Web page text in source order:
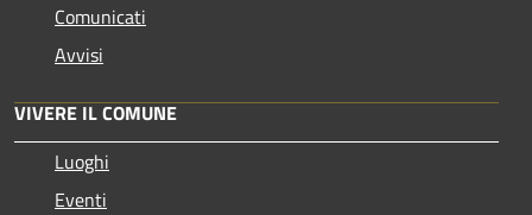
Comunicati
Avvisi
VIVERE IL COMUNE
Luoghi
Eventi